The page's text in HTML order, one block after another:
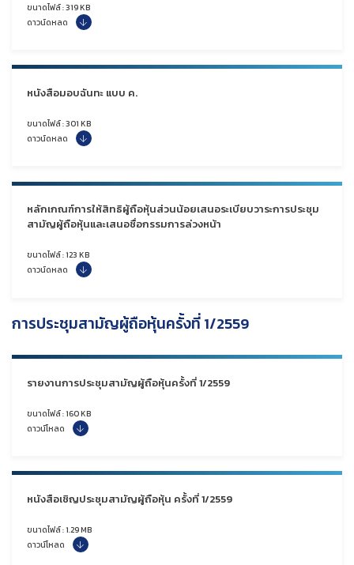
ขนาดไฟล์ : 319 KB
ดาวน์ดหลด
หนังสือมอบฉันทะ แบบ ค.
ขนาดไฟล์ : 301 KB
ดาวน์ดหลด
หลักเกณฑ์การให้สิทธิผู้ถือหุ้นส่วนน้อยเสนอระเบียบวาระการประชุม
สามัญผู้ถือหุ้นและเสนอชื่อกรรมการล่วงหน้า
ขนาดไฟล์ : 123 KB
ดาวน์ดหลด
การประชุมสามัญผู้ถือหุ้นครั้งที่ 1/2559
รายงานการประชุมสามัญผู้ถือหุ้นครั้งที่ 1/2559
ขนาดไฟล์ : 160 KB
ดาวน์โหลด
หนังสือเชิญประชุมสามัญผู้ถือหุ้น ครั้งที่ 1/2559
ขนาดไฟล์ : 1.29 MB
ดาวน์โหลด